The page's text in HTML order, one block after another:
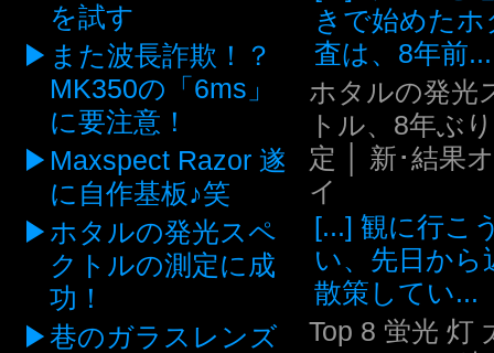
を試す
また波長詐欺！？
MK350の「6ms」
に要注意！
Maxspect Razor 遂
に自作基板♪笑
ホタルの発光スペ
クトルの測定に成
功！
巷のガラスレンズ
きで始めたホ
査は、8年前...
ホタルの発光
トル、8年ぶ
定 │ 新･結果
イ
[...] 観に行こ
い、先日から
散策してい...
Top 8 蛍光 灯